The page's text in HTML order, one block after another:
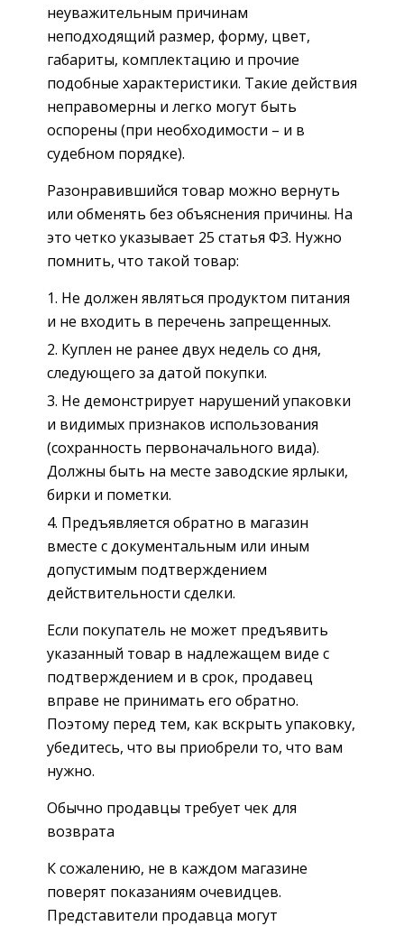
неуважительным причинам
неподходящий размер, форму, цвет,
габариты, комплектацию и прочие
подобные характеристики. Такие действия
неправомерны и легко могут быть
оспорены (при необходимости – и в
судебном порядке).
Разонравившийся товар можно вернуть
или обменять без объяснения причины. На
это четко указывает 25 статья ФЗ. Нужно
помнить, что такой товар:
Не должен являться продуктом питания
и не входить в перечень запрещенных.
Куплен не ранее двух недель со дня,
следующего за датой покупки.
Не демонстрирует нарушений упаковки
и видимых признаков использования
(сохранность первоначального вида).
Должны быть на месте заводские ярлыки,
бирки и пометки.
Предъявляется обратно в магазин
вместе с документальным или иным
допустимым подтверждением
действительности сделки.
Если покупатель не может предъявить
указанный товар в надлежащем виде с
подтверждением и в срок, продавец
вправе не принимать его обратно.
Поэтому перед тем, как вскрыть упаковку,
убедитесь, что вы приобрели то, что вам
нужно.
Обычно продавцы требует чек для
возврата
К сожалению, не в каждом магазине
поверят показаниям очевидцев.
Представители продавца могут